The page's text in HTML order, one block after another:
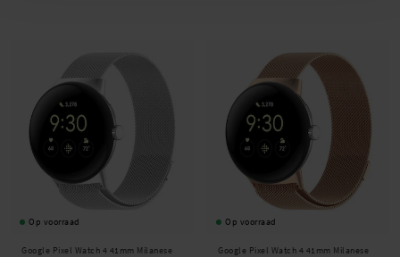
Op voorraad
Google Pixel Watch 4 41mm Milanese
Op voorraad
Google Pixel Watch 4 41mm Milanese